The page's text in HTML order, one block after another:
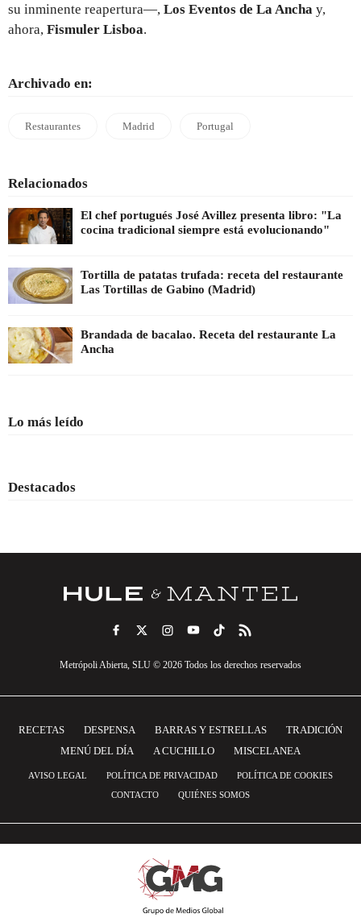
su inminente reapertura—, Los Eventos de La Ancha y,
ahora, Fismuler Lisboa.
Archivado en:
Restaurantes Madrid Portugal
Relacionados
El chef portugués José Avillez presenta libro: "La
cocina tradicional siempre está evolucionando"
Tortilla de patatas trufada: receta del restaurante
Las Tortillas de Gabino (Madrid)
Brandada de bacalao. Receta del restaurante La
Ancha
Lo más leído
Destacados
Metrópoli Abierta, SLU © 2026 Todos los derechos reservados
RECETAS DESPENSA BARRAS Y ESTRELLAS
TRADICIÓN
MENÚ DEL DÍA
A CUCHILLO MISCELANEA
AVISO LEGAL POLÍTICA DE PRIVACIDAD
POLÍTICA DE COOKIES
CONTACTO
QUIÉNES SOMOS